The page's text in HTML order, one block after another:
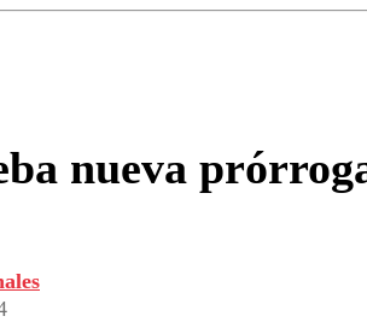
nueva